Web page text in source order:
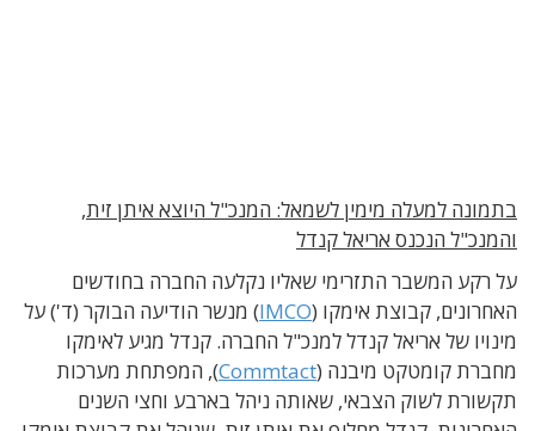
בתמונה למעלה מימין לשמאל: המנכ"ל היוצא איתן זית,
והמנכ"ל הנכנס אריאל קנדל
על רקע המשבר התזרימי שאליו נקלעה החברה בחודשים
האחרונים, קבוצת אימקו (IMCO) מנשר הודיעה הבוקר (ד') על
מינויו של אריאל קנדל למנכ"ל החברה. קנדל מגיע לאימקו
מחברת קומטקט מיבנה (Commtact), המפתחת מערכות
תקשורת לשוק הצבאי, שאותה ניהל בארבע וחצי השנים